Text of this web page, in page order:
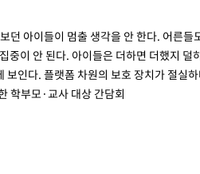
던 아이들이 멈출 생각을 안 한다. 어른들
중이 안 된다. 아이들은 더하면 더했지 덜
보인다. 플랫폼 차원의 보호 장치가 절실
학부모·교사 대상 간담회